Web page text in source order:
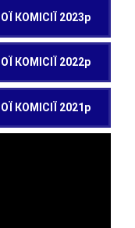
КОМІСІЇ 2023р
КОМІСІЇ 2022р
КОМІСІЇ 2021р